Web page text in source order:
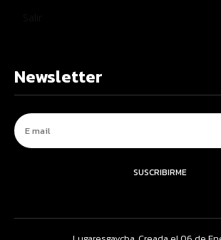
Newsletter
SUSCRIBIRME